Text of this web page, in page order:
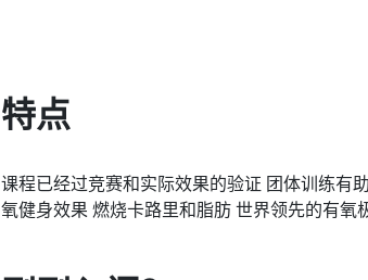
特点
课程已经过竞赛和实际效果的验证 团体训练有
氧健身效果 燃烧卡路里和脂肪 世界领先的有氧